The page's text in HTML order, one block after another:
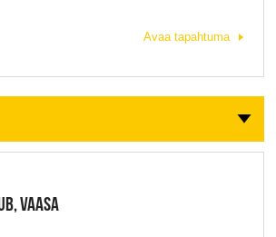
Avaa tapahtuma
VAASA